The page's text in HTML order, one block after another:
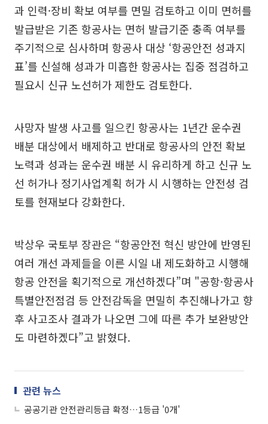
과 인력·장비 확보 여부를 면밀 검토하고 이미 면허를
발급받은 기존 항공사는 면허 발급기준 충족 여부를
주기적으로 심사하며 항공사 대상 ‘항공안전 성과지
표’를 신설해 성과가 미흡한 항공사는 집중 점검하고
필요시 신규 노선허가 제한도 검토한다.
사망자 발생 사고를 일으킨 항공사는 1년간 운수권
배분 대상에서 배제하고 반대로 항공사의 안전 확보
노력과 성과는 운수권 배분 시 유리하게 하고 신규 노
선 허가나 정기사업계획 허가 시 시행하는 안전성 검
토를 현재보다 강화한다.
박상우 국토부 장관은 “항공안전 혁신 방안에 반영된
여러 개선 과제들을 이른 시일 내 제도화하고 시행해
항공 안전을 획기적으로 개선하겠다”며 "공항·항공사
특별안전점검 등 안전감독을 면밀히 추진해나가고 향
후 사고조사 결과가 나오면 그에 따른 추가 보완방안
도 마련하겠다”고 밝혔다.
관련 뉴스
공공기관 안전관리등급 확정…1등급 '0개'